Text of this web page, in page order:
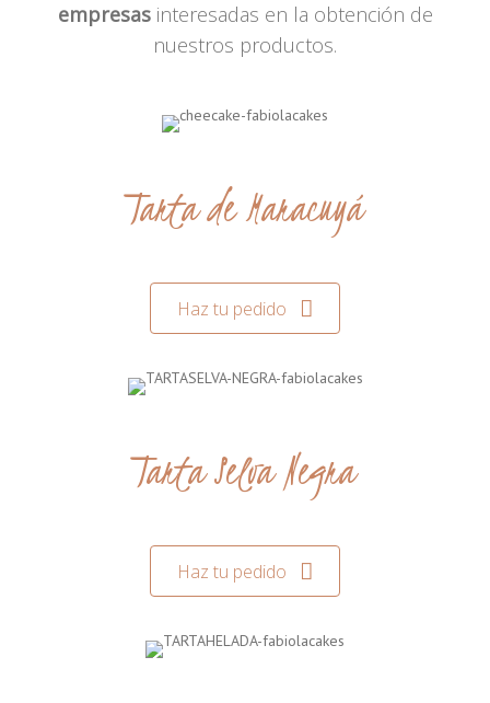
empresasinteresadas en la obtención de
nuestros productos.
Tarta de Maracuyá
Haz tu pedido
Tarta Selva Negra
Haz tu pedido